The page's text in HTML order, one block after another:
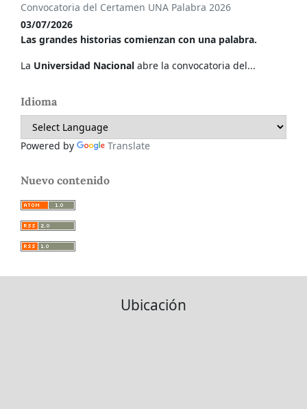
Convocatoria del Certamen UNA Palabra 2026
03/07/2026
Las grandes historias comienzan con una palabra.
La Universidad Nacional abre la convocatoria del...
Idioma
Powered by Translate
Nuevo contenido
Ubicación